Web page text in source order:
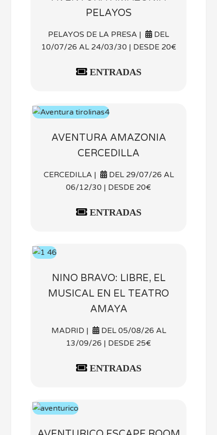
PELAYOS
PELAYOS DE LA PRESA |
DEL
10/07/26 AL 24/03/30 | DESDE 20€
ENTRADAS
AVENTURA AMAZONIA
CERCEDILLA
CERCEDILLA |
DEL 29/07/26 AL
06/12/30 | DESDE 20€
ENTRADAS
NINO BRAVO: LIBRE, EL
MUSICAL EN EL TEATRO
AMAYA
MADRID |
DEL 05/08/26 AL
13/09/26 | DESDE 25€
ENTRADAS